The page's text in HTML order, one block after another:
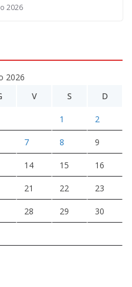
2026
2026
V S D
1 2
7 8 9
14 15 16
21 22 23
28 29 30